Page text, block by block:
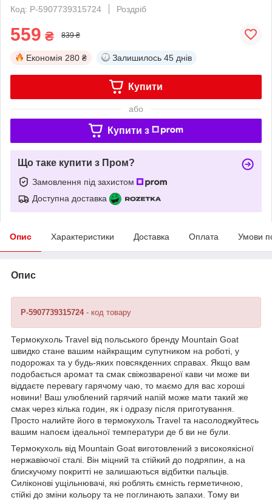
Код: P-5907739315724
Роздріб
559 ₴ 839 ₴
Економія 280 ₴ Залишилось 45 днів
Купити
або
Купити з
Що таке купити з Пром?
Замовлення під захистом
Доступна доставка
Опис Характеристики Доставка Оплата Умови
Опис
P-5907739315724- код товару
Термокухоль Travel від польського бренду Mountain Goat
швидко стане вашим найкращим супутником на роботі, у
подорожах та у будь-яких повсякденних справах. Якщо вам
подобається аромат та смак свіжозвареної кави чи може ви
віддаєте перевагу гарячому чаю, то маємо для вас хороші
новини! Ваш улюблений гарячий напій може мати такий же
смак через кілька годин, як і одразу після приготування.
Просто налийте його в термокухоль Travel та насолоджуйтесь
вашим напоєм ідеальної температури де б ви не були.
Термокухоль від Mountain Goat виготовлений з високоякісної
нержавіючої сталі. Він міцний та стійкий до подряпин, а на
блискучому покритті не залишаються відбитки пальців.
Силіконові ущільнювачі, які роблять ємність герметичною,
стійкі до зміни кольору та не поглинають запахи. Тому ви